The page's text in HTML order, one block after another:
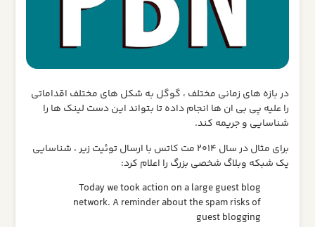
در بازه های زمانی مختلف ، گوگل به شکل های مختلف اقداماتی
را علیه پی بی ان ها انجام داده تا بتواند این دست لینک ها را
شناسایی و جریمه کند.
برای مثال در سال 2014 مت کاتس با ارسال توئیت زیر ،‌ شناسایی
یک شبکه وبلاگ شخصی بزرگ را اعلام کرد:
Today we took action on a large guest blog
network. A reminder about the spam risks of
guest blogging